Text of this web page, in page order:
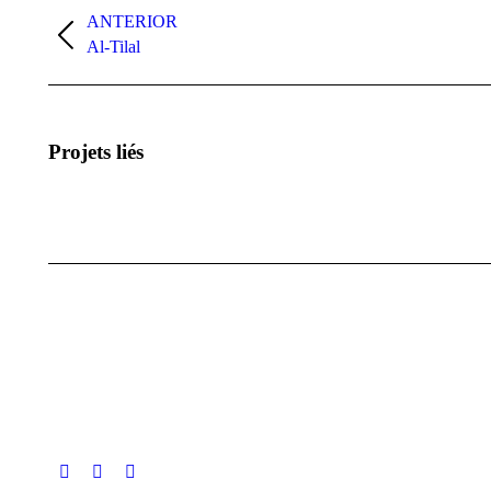
entre
proyectos
ANTERIOR
Proyecto
Al-Tilal
Projets liés